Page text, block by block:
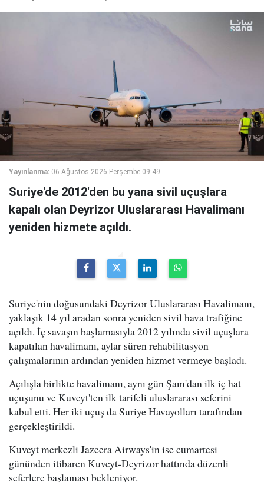
Yayınlanma: 06 Ağustos 2026 Perşembe 09:49
Suriye'de 2012'den bu yana sivil uçuşlara
kapalı olan Deyrizor Uluslararası Havalimanı
yeniden hizmete açıldı.
Suriye'nin doğusundaki Deyrizor Uluslararası Havalimanı,
yaklaşık 14 yıl aradan sonra yeniden sivil hava trafiğine
açıldı. İç savaşın başlamasıyla 2012 yılında sivil uçuşlara
kapatılan havalimanı, aylar süren rehabilitasyon
çalışmalarının ardından yeniden hizmet vermeye başladı.
Açılışla birlikte havalimanı, aynı gün Şam'dan ilk iç hat
uçuşunu ve Kuveyt'ten ilk tarifeli uluslararası seferini
kabul etti. Her iki uçuş da Suriye Havayolları tarafından
gerçekleştirildi.
Kuveyt merkezli Jazeera Airways'in ise cumartesi
gününden itibaren Kuveyt-Deyrizor hattında düzenli
seferlere başlaması bekleniyor.